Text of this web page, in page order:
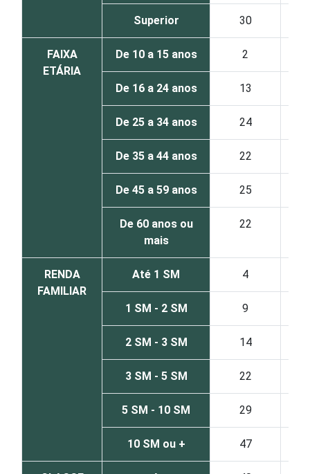
Superior 30
FAIXA
ETÁRIA
De 10 a 15 anos 2
De 16 a 24 anos 13
De 25 a 34 anos 24
De 35 a 44 anos 22
De 45 a 59 anos 25
De 60 anos ou
mais
22
RENDA
FAMILIAR
Até 1 SM 4
1 SM - 2 SM 9
2 SM - 3 SM 14
3 SM - 5 SM 22
5 SM - 10 SM 29
10 SM ou + 47